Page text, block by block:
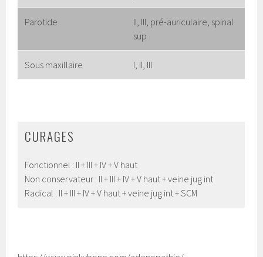
Parotide
II, III, pré-auriculaire, spinal
sup
Sous maxillaire I, II, III
CURAGES
Fonctionnel : II + III + IV + V haut
Non conservateur : II + III + IV + V haut + veine jug int
Radical : II + III + IV + V haut + veine jug int + SCM